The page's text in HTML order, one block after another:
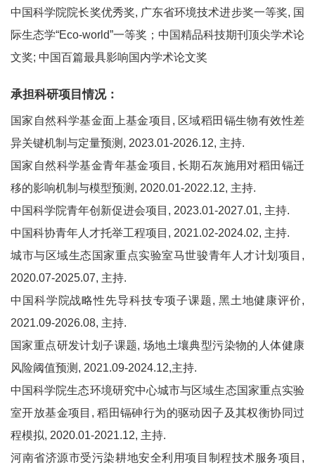
中国科学院院长奖优秀奖, 广东省环境技术进步奖一等奖, 国
际生态学“Eco-world”一等奖；中国精品科技期刊顶尖学术论
文奖; 中国百篇最具影响国内学术论文奖
承担科研项目情况：
国家自然科学基金面上基金项目, 区域稻田镉生物有效性差
异关键机制与定量预测, 2023.01-2026.12, 主持.
国家自然科学基金青年基金项目, 长期石灰施用对稻田镉迁
移的影响机制与模型预测, 2020.01-2022.12, 主持.
中国科学院青年创新促进会项目, 2023.01-2027.01, 主持.
中国科协青年人才托举工程项目, 2021.02-2024.02, 主持.
城市与区域生态国家重点实验室马世骏青年人才计划项目,
2020.07-2025.07, 主持.
中国科学院战略性先导科技专项子课题, 黑土地健康评价,
2021.09-2026.08, 主持.
国家重点研发计划子课题, 场地土壤典型污染物的人体健康
风险阈值预测, 2021.09-2024.12,主持.
中国科学院生态环境研究中心城市与区域生态国家重点实验
室开放基金项目, 稻田镉砷行为的驱动因子及其权衡协同过
程模拟, 2020.01-2021.12, 主持.
河南省济源市受污染耕地安全利用项目制程技术服务项目,